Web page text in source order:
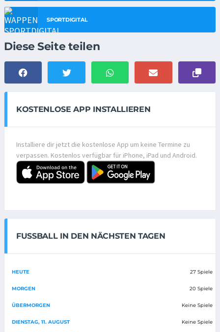
SPORTDIGITAL
Diese Seite teilen
KOSTENLOSE APP INSTALLIEREN
Installiere dir jetzt die kostenlose App um keine Termine zu
verpassen. Kostenlos verfügbar für iPhone, iPad und Android.
FUSSBALL IN DEN NÄCHSTEN TAGEN
HEUTE 27 Spiele
MORGEN 20 Spiele
ÜBERMORGEN Keine Spiele
DIENSTAG, 11. AUGUST Keine Spiele